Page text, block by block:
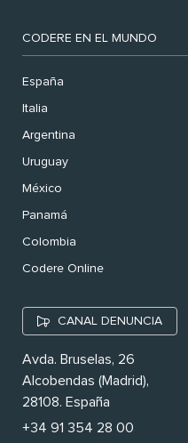
CODERE EN EL MUNDO
España
Italia
Argentina
Uruguay
México
Panamá
Colombia
Codere Online
CANAL DENUNCIA
Avda. Bruselas, 26
Alcobendas (Madrid),
28108. España
+34 91 354 28 00